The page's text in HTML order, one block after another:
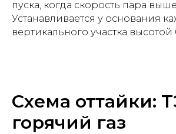
пуска, когда скорость пара
Устанавливается у основания
вертикального участка высотой
Схема оттайки:
горячий газ